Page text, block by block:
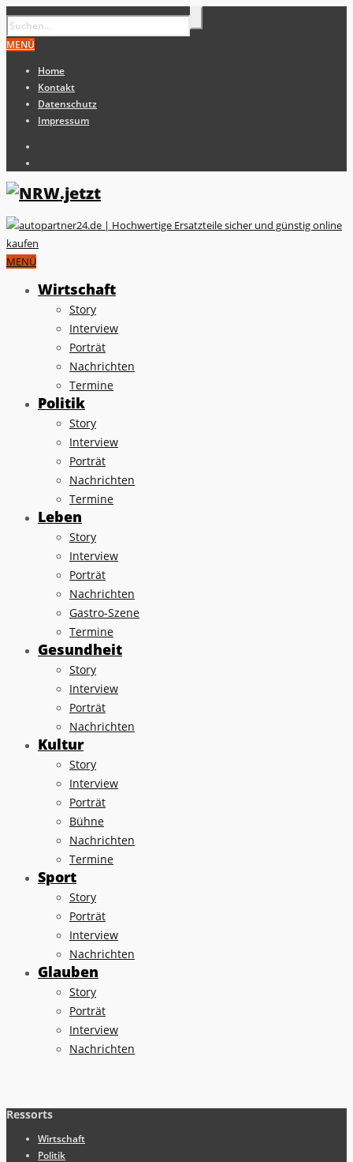
MENÜ
Home
Kontakt
Datenschutz
Impressum
MENÜ
Wirtschaft
Story
Interview
Porträt
Nachrichten
Termine
Politik
Story
Interview
Porträt
Nachrichten
Termine
Leben
Story
Interview
Porträt
Nachrichten
Gastro-Szene
Termine
Gesundheit
Story
Interview
Porträt
Nachrichten
Kultur
Story
Interview
Porträt
Bühne
Nachrichten
Termine
Sport
Story
Porträt
Interview
Nachrichten
Glauben
Story
Porträt
Interview
Nachrichten
Ressorts
Wirtschaft
Politik